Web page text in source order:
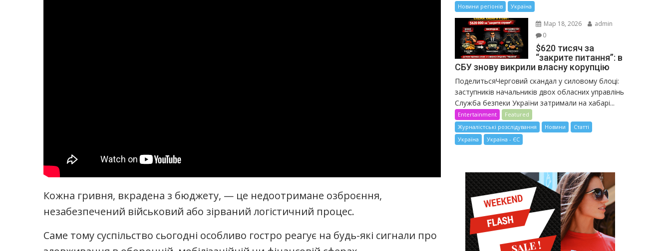
Кожна гривня, вкрадена з бюджету, — це недоотримане озброєння,
незабезпечений військовий або зірваний логістичний процес.
Саме тому суспільство сьогодні особливо гостро реагує на будь-які сигнали про
Новини регіонів
Україна
Мар 18, 2026
admin
0
$620 тисяч за
“закрите питання”: в
СБУ знову викрили власну корупцію
ПоделитьсяЧерговий скандал у силовому блоці:
заступників начальників двох обласних управлінь
Служба безпеки України затримали на хабарі...
Entertainment
Featured
Журналістські розслідування
Новини
Статті
Україна
Україна - ЄС